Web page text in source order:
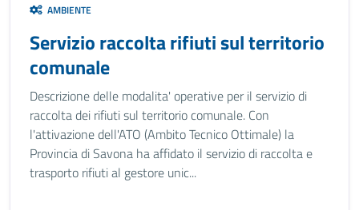
AMBIENTE
Servizio raccolta rifiuti sul territorio
comunale
Descrizione delle modalita' operative per il servizio di
raccolta dei rifiuti sul territorio comunale. Con
l'attivazione dell'ATO (Ambito Tecnico Ottimale) la
Provincia di Savona ha affidato il servizio di raccolta e
trasporto rifiuti al gestore unic...